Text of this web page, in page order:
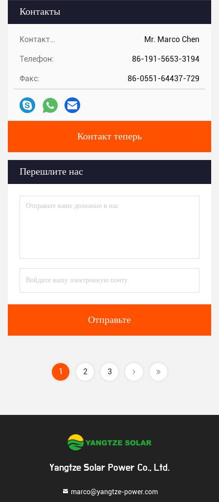
Контакты
Контакты: Mr. Marco Chen
Телефон: 86-191-5653-3194
Факс: 86-0551-64437-729
Контакт теперь
Перешлите нас
Отправьте
1 2 3
Yangtze Solar Power Co., Ltd.
marco@yangtze-power.com